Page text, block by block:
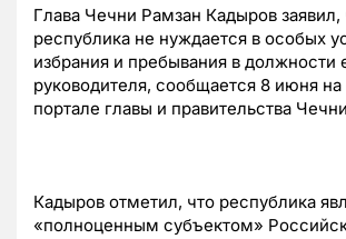
Глава Чечни Рамзан Кадыров заявил,
республика не нуждается в особых
избрания и пребывания в должности
руководителя, сообщается 8 июня
портале главы и правительства
Кадыров отметил, что республика
«полноценным субъектом»